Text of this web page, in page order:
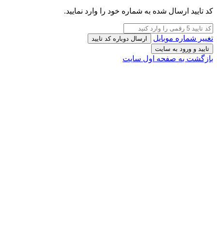
کد تایید ارسال شده به شماره خود را وارد نمایید.
تغییر شماره موبایل
ارسال دوباره کد تایید
تایید و ورود به سایت
بازگشت به صفحه اول سایت